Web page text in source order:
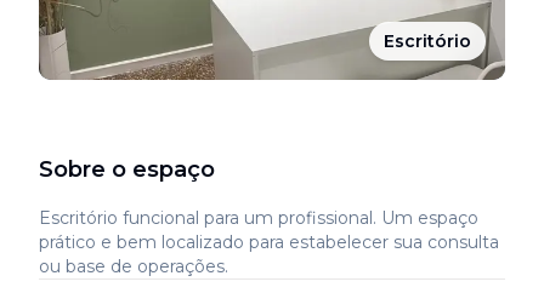
Escritório
Sobre o espaço
Escritório funcional para um profissional. Um espaço
prático e bem localizado para estabelecer sua consulta
ou base de operações.